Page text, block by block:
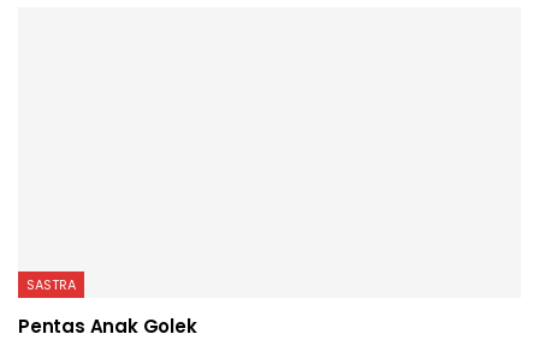
SASTRA
Pentas Anak Golek